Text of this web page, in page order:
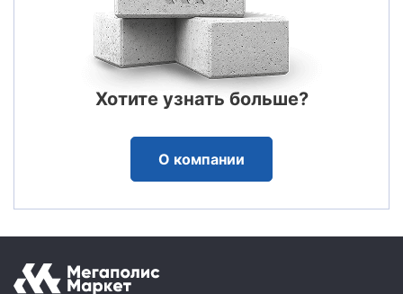
Хотите узнать больше?
О компании